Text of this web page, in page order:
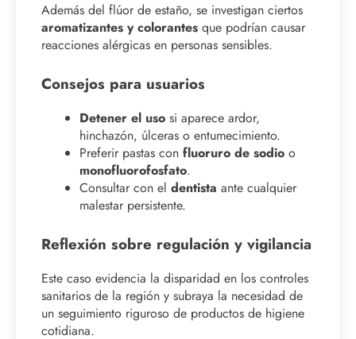
Además del flúor de estaño, se investigan ciertos
aromatizantes y colorantes que podrían causar
reacciones alérgicas en personas sensibles.
Consejos para usuarios
Detener el uso si aparece ardor,
hinchazón, úlceras o entumecimiento.
Preferir pastas con fluoruro de sodio o
monofluorofosfato.
Consultar con el dentista ante cualquier
malestar persistente.
Reflexión sobre regulación y vigilancia
Este caso evidencia la disparidad en los controles
sanitarios de la región y subraya la necesidad de
un seguimiento riguroso de productos de higiene
cotidiana.